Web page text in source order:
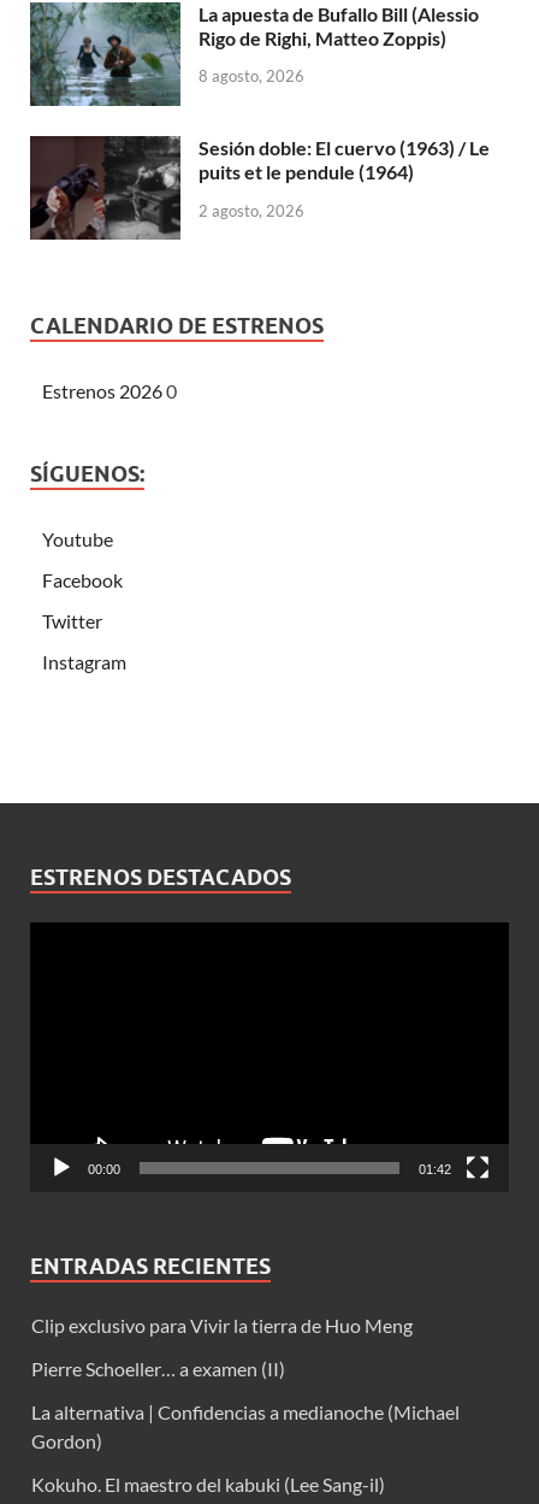
La apuesta de Bufallo Bill (Alessio
Rigo de Righi, Matteo Zoppis)
8 agosto, 2026
Sesión doble: El cuervo (1963) / Le
puits et le pendule (1964)
2 agosto, 2026
CALENDARIO DE ESTRENOS
Estrenos 20260
SÍGUENOS:
Youtube
Facebook
Twitter
Instagram
ESTRENOS DESTACADOS
00:00 01:42
ENTRADAS RECIENTES
Clip exclusivo para Vivir la tierra de Huo Meng
Pierre Schoeller… a examen (II)
La alternativa | Confidencias a medianoche (Michael
Gordon)
Kokuho. El maestro del kabuki (Lee Sang-il)